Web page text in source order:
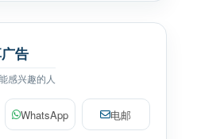
告
感兴趣的人
WhatsApp 电邮